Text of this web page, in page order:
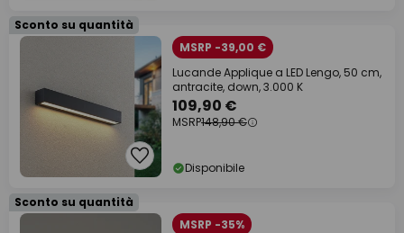
Sconto su quantità
MSRP -39,00 €
Lucande Applique a LED Lengo, 50 cm,
antracite, down, 3.000 K
109,90 €
MSRP148,90 €
Disponibile
Sconto su quantità
MSRP -35%